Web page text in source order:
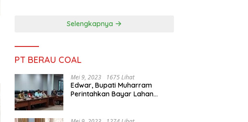
Selengkapnya
PT BERAU COAL
Mei 9, 2023 1675 Lihat
Edwar, Bupati Muharram
Perintahkan Bayar Lahan